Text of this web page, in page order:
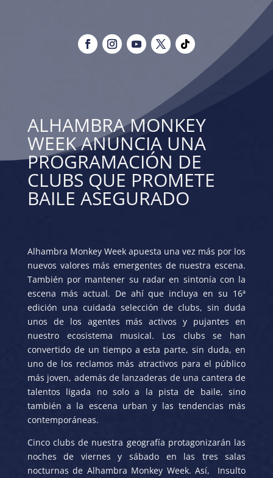
ALHAMBRA MONKEY
WEEK ANUNCIA UNA
PROGRAMACIÓN DE
CLUBS QUE PROMETE
BAILE ASEGURADO
Alhambra Monkey Week apuesta una vez más por los
nuevos valores más emergentes de nuestra escena.
También por mantener su radar en sintonía con la
escena más actual. De ahí que incluya en su 16ª
edición una cuidada selección de clubs, sin duda
unos de los agentes más activos y pujantes en
nuestro ecosistema musical. Los clubs se han
convertido de un tiempo a esta parte, sin duda, en
uno de los reclamos más atractivos para el público
más joven, además de lanzaderas de una cantera de
talentos ligada no solo a la pista de baile, sino
también a la escena urban y las tendencias más
contemporáneas.
Cinco clubs de nuestra geografía protagonizarán las
noches de viernes y sábado en las tres salas
nocturnas de Alhambra Monkey Week. Así, Insulto